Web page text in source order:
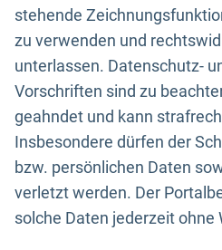
stehende
zu verwenden und
unterlassen. Datenschutz-
Vorschriften sind zu
geahndet und kann
Insbesondere dürfen der
bzw. persönlichen Daten
verletzt werden. Der
solche Daten jederzeit ohne